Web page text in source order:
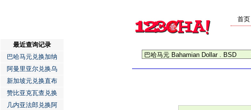
首页
最近查询记录
巴哈马元兑换加纳
阿曼里亚尔兑换乌
新加坡元兑换直布
赞比亚克瓦查兑换
几内亚法郎兑换阿